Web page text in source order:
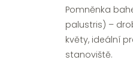
Pomněnka
palustris) –
květy, ideální
stanoviště.